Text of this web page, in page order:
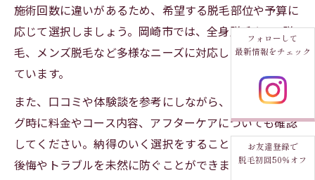
施術回数に違いがあるため、希望する脱毛部位や予算に
応じて選択しましょう。岡崎市では、全身脱毛やVIO脱
毛、メンズ脱毛など多様なニーズに対応した店舗が増え
ています。
また、口コミや体験談を参考にしながら、カウンセリン
グ時に料金やコース内容、アフターケアについても確認
してください。納得のいく選択をすることで、脱毛後の
後悔やトラブルを未然に防ぐことができます。
フォローして
最新情報をチェック
お友達登録で
脱毛初回50％オフ